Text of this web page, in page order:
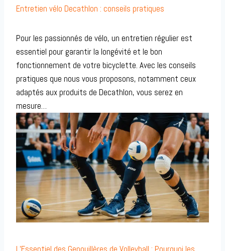
Entretien vélo Decathlon : conseils pratiques
Pour les passionnés de vélo, un entretien régulier est
essentiel pour garantir la longévité et le bon
fonctionnement de votre bicyclette. Avec les conseils
pratiques que nous vous proposons, notamment ceux
adaptés aux produits de Decathlon, vous serez en
mesure…